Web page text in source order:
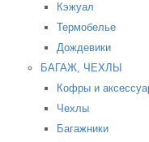
Кэжуал
Термобелье
Дождевики
БАГАЖ, ЧЕХЛЫ
Кофры и
Чехлы
Багажники